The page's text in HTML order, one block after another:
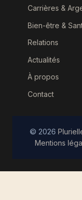
Carrières &
Bien-être &
Relations
Actualités
À propos
Contact
© 2026
Mentions